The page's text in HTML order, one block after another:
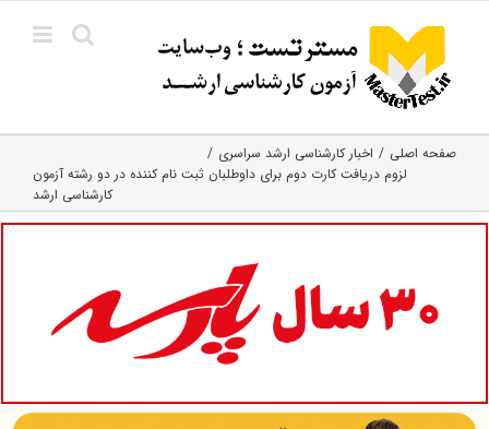
content
صفحه اصلی
اخبار کارشناسی ارشد سراسری
لزوم دریافت کارت دوم برای داوطلبان ثبت نام کننده در دو رشته آزمون
کارشناسی ارشد